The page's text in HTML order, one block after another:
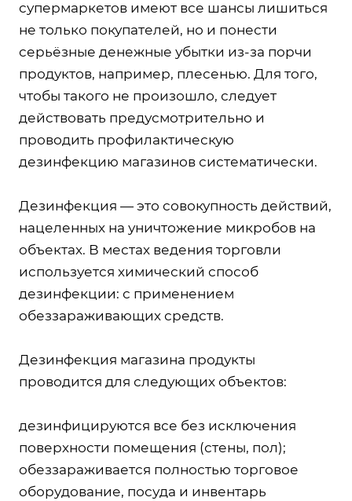
супермаркетов имеют все шансы лишиться
не только покупателей, но и понести
серьёзные денежные убытки из-за порчи
продуктов, например, плесенью. Для того,
чтобы такого не произошло, следует
действовать предусмотрительно и
проводить профилактическую
дезинфекцию магазинов систематически.
Дезинфекция — это совокупность действий,
нацеленных на уничтожение микробов на
объектах. В местах ведения торговли
используется химический способ
дезинфекции: с применением
обеззараживающих средств.
Дезинфекция магазина продукты
проводится для следующих объектов:
дезинфицируются все без исключения
поверхности помещения (стены, пол);
обеззараживается полностью торговое
оборудование, посуда и инвентарь